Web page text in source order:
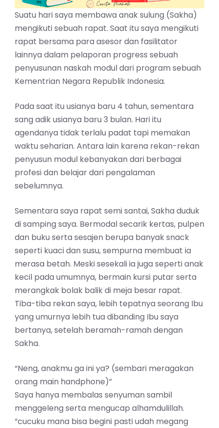
Suatu hari saya membawa anak sulung (Sakha)
mengikuti sebuah rapat. Saat itu saya mengikuti
rapat bersama para asesor dan fasilitator
lainnya dalam pelaporan progress sebuah
penyusunan naskah modul dari program sebuah
Kementrian Negara Republik Indonesia.
Pada saat itu usianya baru 4 tahun, sementara
sang adik usianya baru 3 bulan. Hari itu
agendanya tidak terlalu padat tapi memakan
waktu seharian. Antara lain karena rekan-rekan
penyusun modul kebanyakan dari berbagai
profesi dan belajar dari pengalaman
sebelumnya.
Sementara saya rapat semi santai, Sakha duduk
di samping saya. Bermodal secarik kertas, pulpen
dan buku serta sesajen berupa banyak snack
seperti kuaci dan susu, sempurna membuat ia
merasa betah. Meski sesekali ia juga seperti anak
kecil pada umumnya, bermain kursi putar serta
merangkak bolak balik di meja besar rapat.
Tiba-tiba rekan saya, lebih tepatnya seorang Ibu
yang umurnya lebih tua dibanding Ibu saya
bertanya, setelah beramah-ramah dengan
Sakha.
“Neng, anakmu ga ini ya? (sembari meragakan
orang main handphone)”
Saya hanya membalas senyuman sambil
menggeleng serta mengucap alhamdulillah.
“cucuku mana bisa begini pasti udah megang